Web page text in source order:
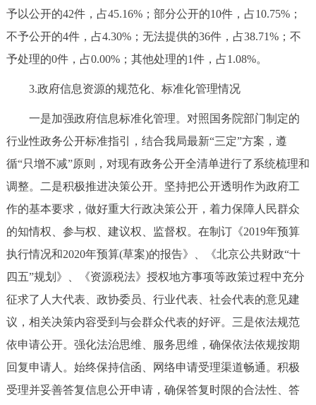
政民互动
参与调查 在线访谈 图说互动
走进北京
北京概况 十六区概览 人文北京
绿色北京 图说北京 视频北京
多语种
ENGLISH 한국어 日本語
DEUTSCH FRANÇAIS РУССКИЙ ЯЗЫК
予以公开的42件，占45.16%；部分公开的10件，占10.75%；
不予公开的4件，占4.30%；无法提供的36件，占38.71%；不
予处理的0件，占0.00%；其他处理的1件，占1.08%。
3.政府信息资源的规范化、标准化管理情况
一是加强政府信息标准化管理。对照国务院部门制定的
行业性政务公开标准指引，结合我局最新“三定”方案，遵
循“只增不减”原则，对现有政务公开全清单进行了系统梳理和
调整。二是积极推进决策公开。坚持把公开透明作为政府工
作的基本要求，做好重大行政决策公开，着力保障人民群众
的知情权、参与权、建议权、监督权。在制订《2019年预算
执行情况和2020年预算(草案)的报告》、《北京公共财政“十
四五”规划》、《资源税法》授权地方事项等政策过程中充分
征求了人大代表、政协委员、行业代表、社会代表的意见建
议，相关决策内容受到与会群众代表的好评。三是依法规范
依申请公开。强化法治思维、服务思维，确保依法依规按期
回复申请人。始终保持信函、网络申请受理渠道畅通。积极
受理并妥善答复信息公开申请，确保答复时限的合法性、答